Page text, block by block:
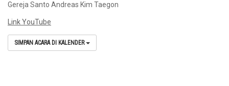
Gereja Santo Andreas Kim Taegon
Link YouTube
SIMPAN ACARA DI KALENDER